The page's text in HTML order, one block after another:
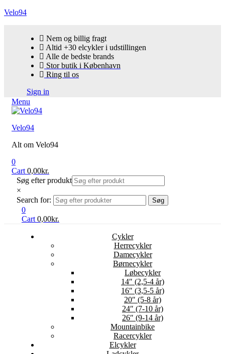
Velo94
Nem og billig fragt
Altid +30 elcykler i udstillingen
Alle de bedste brands
Stor butik i København
Ring til os
Sign in
Menu
Velo94
Alt om Velo94
0
Cart 0,00kr.
Søg efter produkt
×
Search for:
Søg
0
Cart 0,00kr.
Cykler
Herrecykler
Damecykler
Børnecykler
Løbecykler
14″ (2,5-4 år)
16″ (3,5-5 år)
20″ (5-8 år)
24″ (7-10 år)
26″ (9-14 år)
Mountainbike
Racercykler
Elcykler